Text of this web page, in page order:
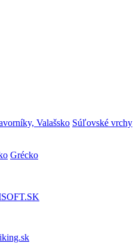
Valašsko Súľovské vrchy
Grécko